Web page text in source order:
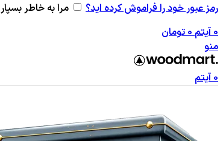
رمز عبور خود را فراموش کرده اید؟
مرا به خاطر بسپار
0آیتم 0تومان
منو
0آیتم